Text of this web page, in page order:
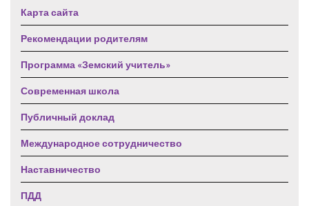
Карта сайта
Рекомендации родителям
Программа «Земский учитель»
Современная школа
Публичный доклад
Международное сотрудничество
Наставничество
ПДД